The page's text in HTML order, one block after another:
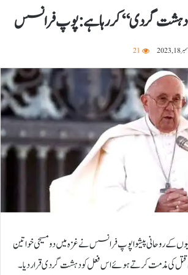
دہشت گردی‘‘ کررہا ہے: پوپ فرانسس
18, 2023
21
کے روحانی پیشوا پوپ فرانسس نے غزہ میں دو مسیحی خواتین
قتل کی مذمت کرتے ہوئے اس فعل کو دہشت گردی قرار دیا۔